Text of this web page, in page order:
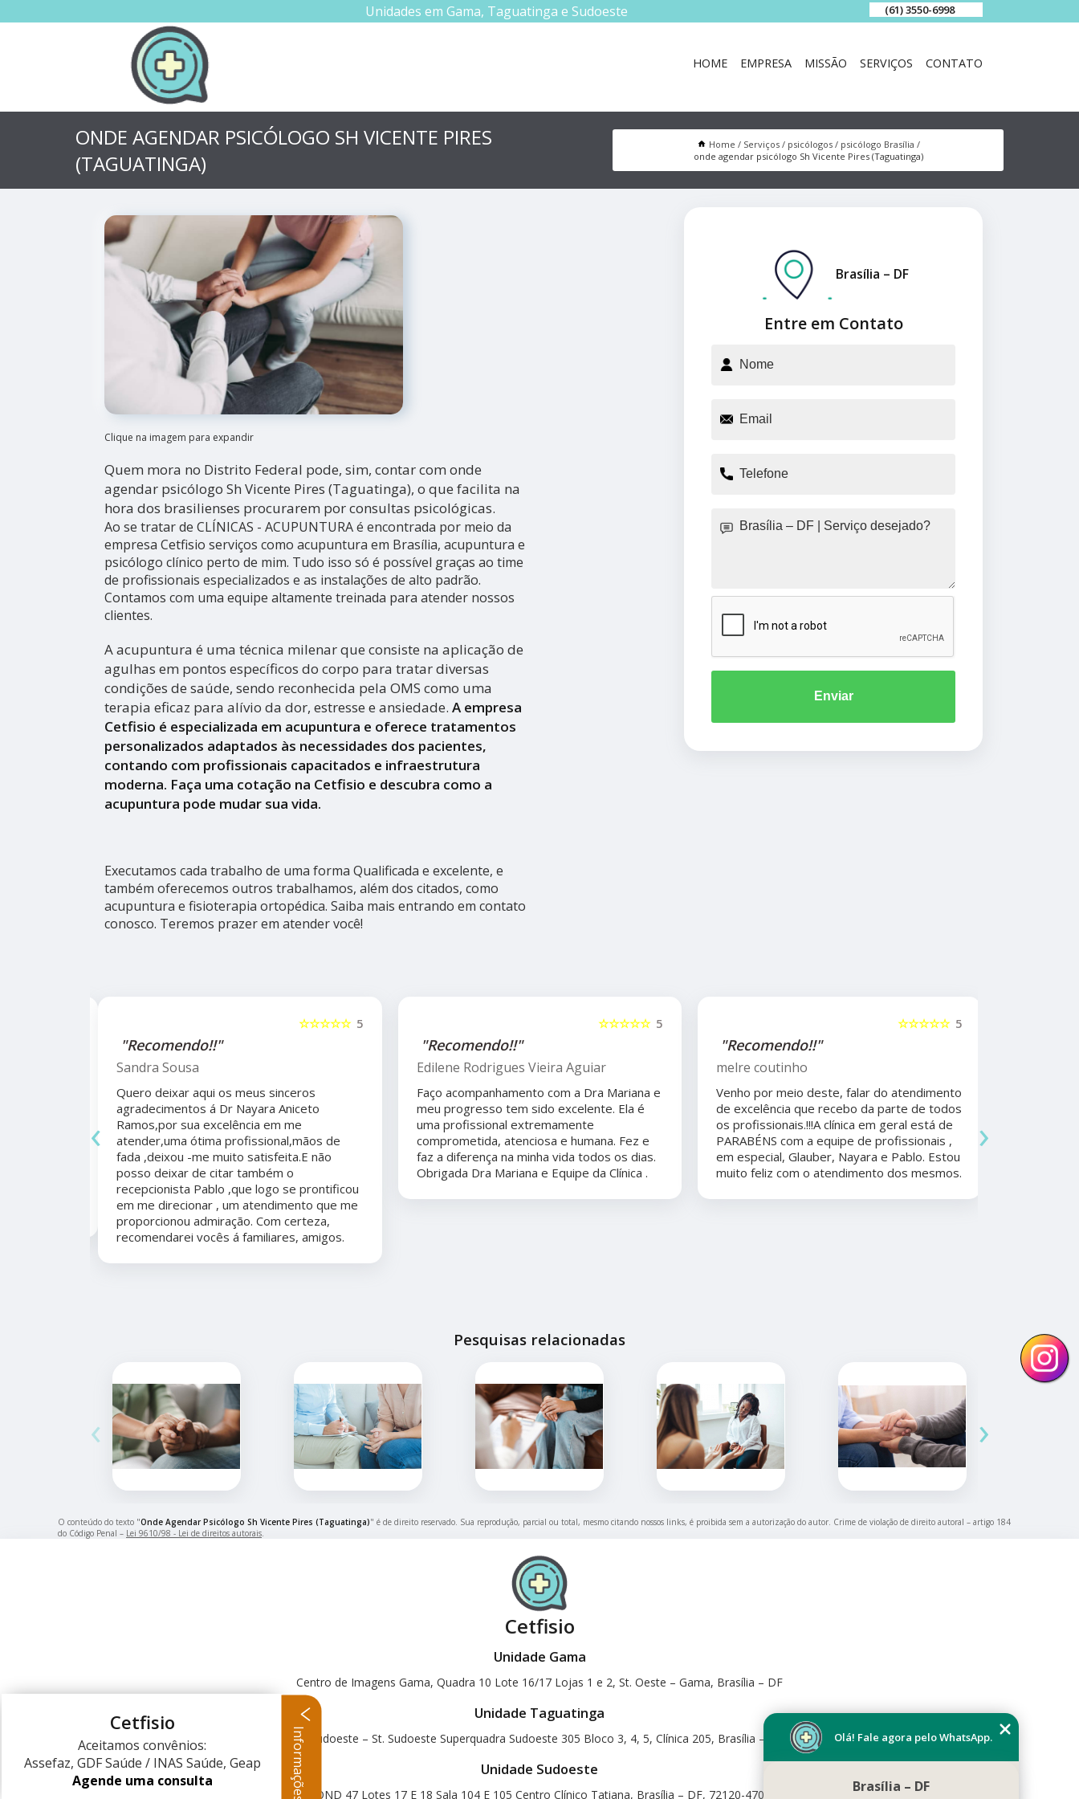
Unidades em Gama, Taguatinga e Sudoeste (61) 3550-6998
HOME EMPRESA MISSÃO SERVIÇOS CONTATO
ONDE AGENDAR PSICÓLOGO SH VICENTE PIRES
(TAGUATINGA)
Home Serviços psicólogos
psicólogo Brasília
onde agendar psicólogo Sh Vicente Pires (Taguatinga)
Clique na imagem para expandir
Quem mora no Distrito Federal pode, sim, contar com onde
agendar psicólogo Sh Vicente Pires (Taguatinga), o que facilita na
hora dos brasilienses procurarem por consultas psicológicas.
Ao se tratar de CLÍNICAS - ACUPUNTURA é encontrada por meio da
empresa Cetfisio serviços como acupuntura em Brasília, acupuntura e
psicólogo clínico perto de mim. Tudo isso só é possível graças ao time
de profissionais especializados e as instalações de alto padrão.
Contamos com uma equipe altamente treinada para atender nossos
clientes.
A acupuntura é uma técnica milenar que consiste na aplicação de
agulhas em pontos específicos do corpo para tratar diversas
condições de saúde, sendo reconhecida pela OMS como uma
terapia eficaz para alívio da dor, estresse e ansiedade. A empresa
Cetfisio é especializada em acupuntura e oferece tratamentos
personalizados adaptados às necessidades dos pacientes,
contando com profissionais capacitados e infraestrutura
moderna. Faça uma cotação na Cetfisio e descubra como a
acupuntura pode mudar sua vida.
Executamos cada trabalho de uma forma Qualificada e excelente, e
também oferecemos outros trabalhamos, além dos citados, como
acupuntura e fisioterapia ortopédica. Saiba mais entrando em contato
conosco. Teremos prazer em atender você!
Entre em Contato
Brasília – DF
Enviar
5
☆☆☆☆☆
"Recomendo!!"
Sandra Sousa
Quero deixar aqui os meus sinceros
agradecimentos á Dr Nayara Aniceto
Ramos,por sua excelência em me
atender,uma ótima profissional,mãos de
fada ,deixou -me muito satisfeita.E não
posso deixar de citar também o
recepcionista Pablo ,que logo se prontificou
em me direcionar , um atendimento que me
proporcionou admiração. Com certeza,
recomendarei vocês á familiares, amigos.
5
☆☆☆☆☆
"Recomendo!!"
Edilene Rodrigues Vieira Aguiar
Faço acompanhamento com a Dra Mariana e
meu progresso tem sido excelente. Ela é
uma profissional extremamente
comprometida, atenciosa e humana. Fez e
faz a diferença na minha vida todos os dias.
Obrigada Dra Mariana e Equipe da Clínica .
5
☆☆☆☆☆
"Recomendo!!"
melre coutinho
Venho por meio deste, falar do atendimento
de excelência que recebo da parte de todos
os profissionais.!!!A clínica em geral está de
PARABÉNS com a equipe de profissionais ,
em especial, Glauber, Nayara e Pablo. Estou
muito feliz com o atendimento dos mesmos.
‹ ›
Pesquisas relacionadas
‹ ›
O conteúdo do texto "Onde Agendar Psicólogo Sh Vicente Pires (Taguatinga)" é de direito reservado. Sua reprodução, parcial ou total, mesmo citando nossos links, é proibida sem a autorização do autor. Crime de violação de direito autoral – artigo 184
do Código Penal – Lei 9610/98 - Lei de direitos autorais
Cetfisio
Unidade Gama
Centro de Imagens Gama, Quadra 10 Lote 16/17 Lojas 1 e 2, St. Oeste – Gama, Brasília – DF
Unidade Taguatinga
Centro Clínico Sudoeste – St. Sudoeste Superquadra Sudoeste 305 Bloco 3, 4, 5, Clínica 205, Brasília – DF, 70673-416
Unidade Sudoeste
QND 47 Lotes 17 E 18 Sala 104 E 105 Centro Clínico Tatiana, Brasília – DF, 72120-470
Olá! Fale agora pelo WhatsApp.
Brasília – DF
Cetfisio
Aceitamos convênios:
Assefaz, GDF Saúde / INAS Saúde, Geap
Agende uma consulta
Informações